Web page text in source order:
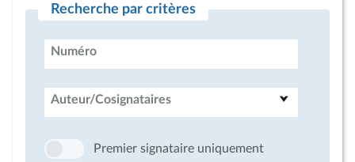
Recherche par critères
Numéro
Auteur/Cosignataires
Premier signataire uniquement